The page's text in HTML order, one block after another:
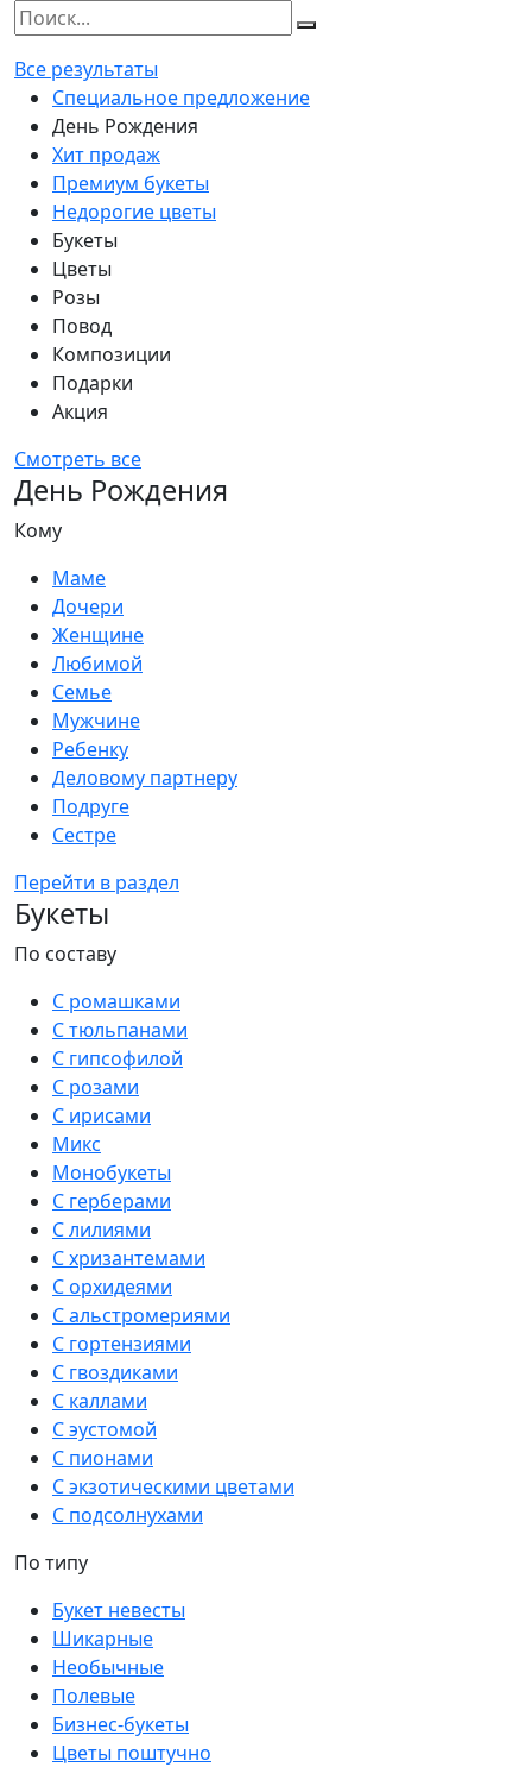
Все результаты
Специальное предложение
День Рождения
Хит продаж
Премиум букеты
Недорогие цветы
Букеты
Цветы
Розы
Повод
Композиции
Подарки
Акция
Смотреть все
День Рождения
Кому
Маме
Дочери
Женщине
Любимой
Семье
Мужчине
Ребенку
Деловому партнеру
Подруге
Сестре
Перейти в раздел
Букеты
По составу
С ромашками
С тюльпанами
С гипсофилой
С розами
С ирисами
Микс
Монобукеты
С герберами
С лилиями
С хризантемами
С орхидеями
С альстромериями
С гортензиями
С гвоздиками
С каллами
С эустомой
С пионами
С экзотическими цветами
С подсолнухами
По типу
Букет невесты
Шикарные
Необычные
Полевые
Бизнес-букеты
Цветы поштучно